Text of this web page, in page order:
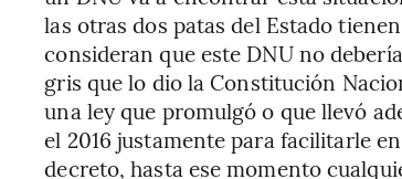
las otras dos patas del Estado
consideran que este DNU no
gris que lo dio la Constitución
una ley que promulgó o que llevó
el 2016 justamente para facilitarle
decreto, hasta ese momento